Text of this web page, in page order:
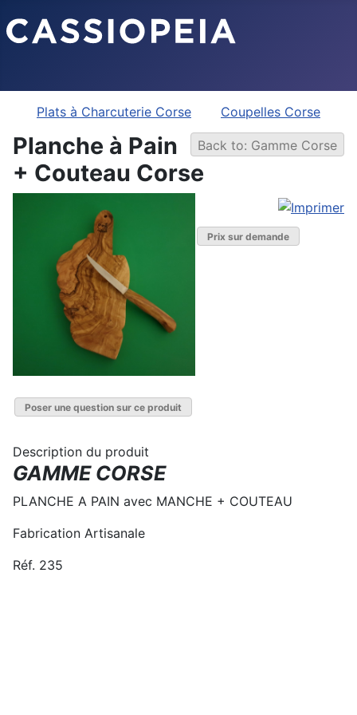
Plats à Charcuterie Corse Coupelles Corse
Back to: Gamme Corse
Planche à Pain
+ Couteau Corse
Prix sur demande
Poser une question sur ce produit
Description du produit
GAMME CORSE
PLANCHE A PAIN avec MANCHE + COUTEAU
Fabrication Artisanale
Réf. 235